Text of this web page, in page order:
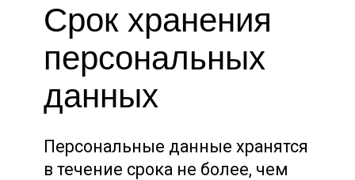
Срок хранения
персональных
данных
Персональные данные хранятся
в течение срока не более, чем